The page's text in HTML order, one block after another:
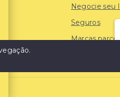
Negocie seu
Seguros
Marcas